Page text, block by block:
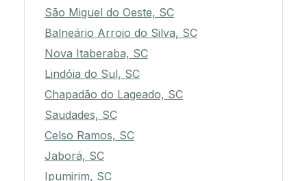
São Miguel do Oeste, SC
Balneário Arroio do Silva, SC
Nova Itaberaba, SC
Lindóia do Sul, SC
Chapadão do Lageado, SC
Saudades, SC
Celso Ramos, SC
Jaborá, SC
Ipumirim, SC